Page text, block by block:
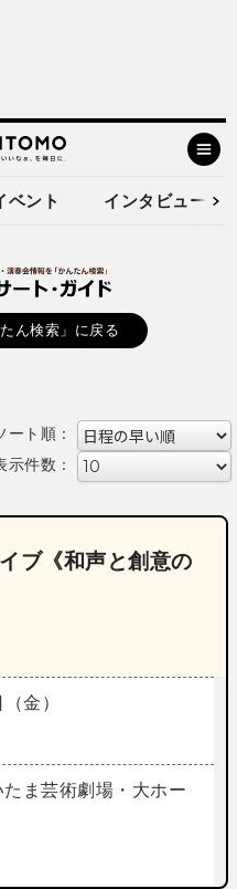
ベント インタビュー
ん検索」に戻る
ート順：
示件数：
ブ《和声と創意の
金）
ま芸術劇場・大ホー